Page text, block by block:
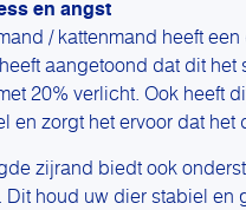
en angst
/ kattenmand heeft
aangetoond dat dit het
20% verlicht. Ook heeft
en zorgt het ervoor dat het
zijrand biedt ook
Dit houd uw dier stabiel en